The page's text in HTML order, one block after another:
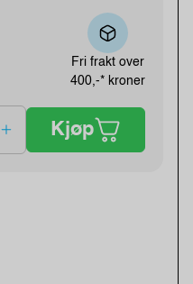
Fri frakt over
400,-* kroner
Kjøp